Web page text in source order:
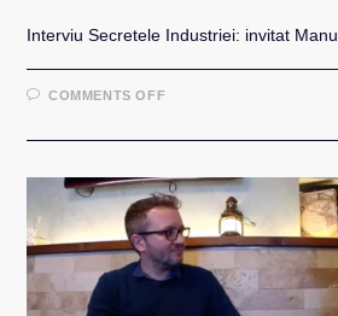
Interviu Secretele Industriei: invitat
COMMENTS OFFON
GROZEA
RIVA
DESPRE
DEMMO,
DEEPCENTRAL
SI
MUZICA
ROMÂNEASCĂ